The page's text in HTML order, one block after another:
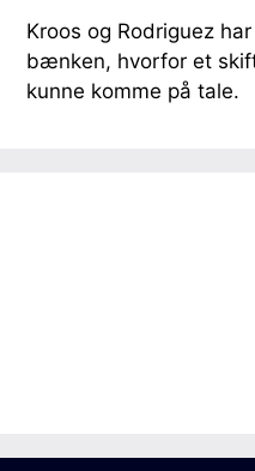
Kroos og Rodriguez
bænken, hvorfor et
kunne komme på tale.